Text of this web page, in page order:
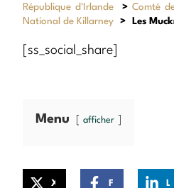
République d'Irlande
>Comté
National de Killarney
> Les
[ss_social_share]
Menu afficher